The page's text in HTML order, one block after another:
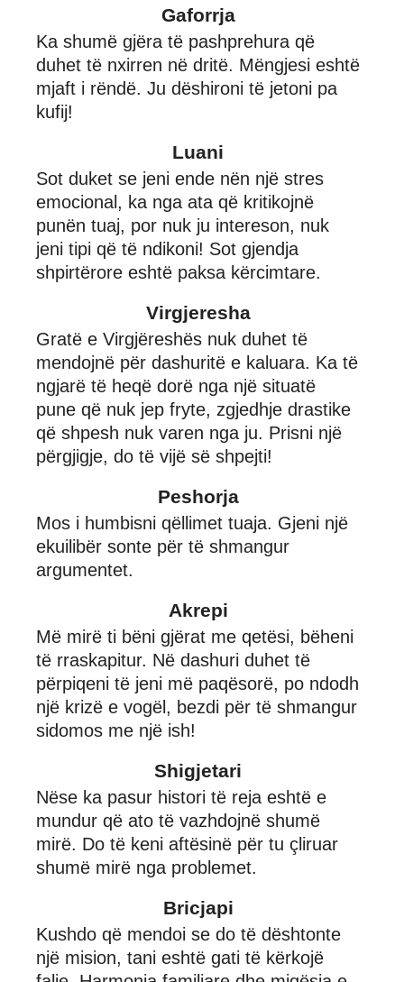
Gaforrja
Ka shumë gjëra të pashprehura që
duhet të nxirren në dritë. Mëngjesi eshtë
mjaft i rëndë. Ju dëshironi të jetoni pa
kufij!
Luani
Sot duket se jeni ende nën një stres
emocional, ka nga ata që kritikojnë
punën tuaj, por nuk ju intereson, nuk
jeni tipi që të ndikoni! Sot gjendja
shpirtërore eshtë paksa kërcimtare.
Virgjeresha
Gratë e Virgjëreshës nuk duhet të
mendojnë për dashuritë e kaluara. Ka të
ngjarë të heqë dorë nga një situatë
pune që nuk jep fryte, zgjedhje drastike
që shpesh nuk varen nga ju. Prisni një
përgjigje, do të vijë së shpejti!
Peshorja
Mos i humbisni qëllimet tuaja. Gjeni një
ekuilibër sonte për të shmangur
argumentet.
Akrepi
Më mirë ti bëni gjërat me qetësi, bëheni
të rraskapitur. Në dashuri duhet të
përpiqeni të jeni më paqësorë, po ndodh
një krizë e vogël, bezdi për të shmangur
sidomos me një ish!
Shigjetari
Nëse ka pasur histori të reja eshtë e
mundur që ato të vazhdojnë shumë
mirë. Do të keni aftësinë për tu çliruar
shumë mirë nga problemet.
Bricjapi
Kushdo që mendoi se do të dështonte
një mision, tani eshtë gati të kërkojë